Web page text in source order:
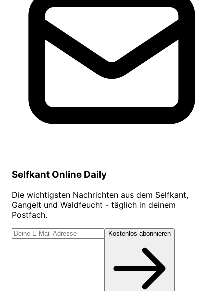
Selfkant Online Daily
Die wichtigsten Nachrichten aus dem Selfkant,
Gangelt und Waldfeucht - täglich in deinem
Postfach.
Kostenlos abonnieren